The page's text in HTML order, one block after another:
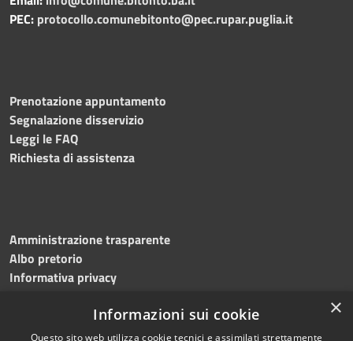
PEC: protocollo.comunebitonto@pec.rupar.puglia.it
Prenotazione appuntamento
Segnalazione disservizio
Leggi le FAQ
Richiesta di assistenza
Amministrazione trasparente
Albo pretorio
Informativa privacy
Dichiarazione di accessibilità Meccanismo di feedback ×
Informazioni sui cookie
Questo sito web utilizza cookie tecnici e assimilati strettamente